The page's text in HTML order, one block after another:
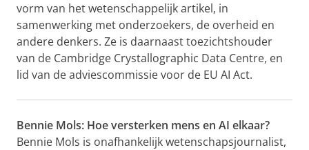
vorm van het wetenschappelijk artikel, in
samenwerking met onderzoekers, de overheid en
andere denkers. Ze is daarnaast toezichtshouder
van de Cambridge Crystallographic Data Centre, en
lid van de adviescommissie voor de EU AI Act.
Bennie Mols: Hoe versterken mens en AI elkaar?
Bennie Mols is onafhankelijk wetenschapsjournalist,